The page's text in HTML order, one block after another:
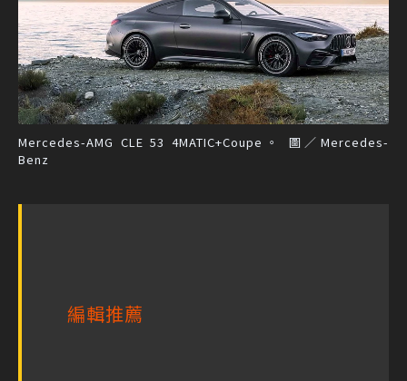
Mercedes-AMG CLE 53 4MATIC+Coupe。 圖／Mercedes-
Benz
編輯推薦